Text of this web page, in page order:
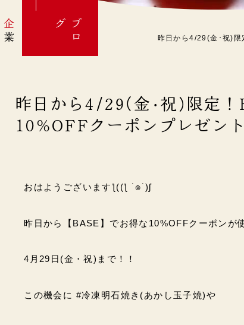
企
業
情
ブ
ロ
グ
昨日から4/29(金･祝)
昨日から4/29(金･祝)限定！
10%OFFクーポンプレゼ
おはようございますƪ((ƪ ˙๏˙)ʃ
昨日から【BASE】でお得な10%OFFクーポンが
4月29日(金・祝)まで！！
この機会に #冷凍明石焼き(あかし玉子焼)や